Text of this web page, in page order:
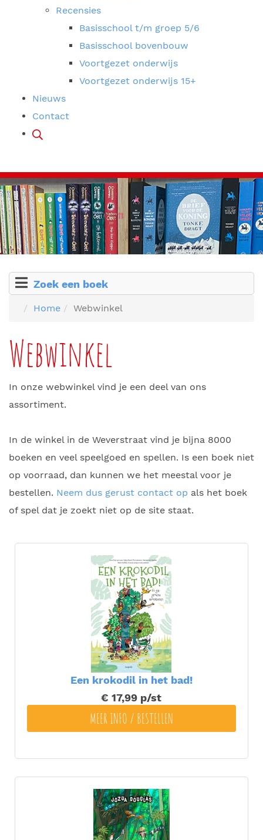
Recensies
Basisschool t/m groep 5/6
Basisschool bovenbouw
Voortgezet onderwijs
Voortgezet onderwijs 15+
Nieuws
Contact
Zoek een boek
Home Webwinkel
Webwinkel
In onze webwinkel vind je een deel van ons
assortiment.
In de winkel in de Weverstraat vind je bijna 8000
boeken en veel speelgoed en spellen. Is een boek niet
op voorraad, dan kunnen we het meestal voor je
bestellen. Neem dus gerust contact op als het boek
of spel dat je zoekt niet op de site staat.
Een krokodil in het bad!
€ 17,99 p/st
MEER INFO / BESTELLEN